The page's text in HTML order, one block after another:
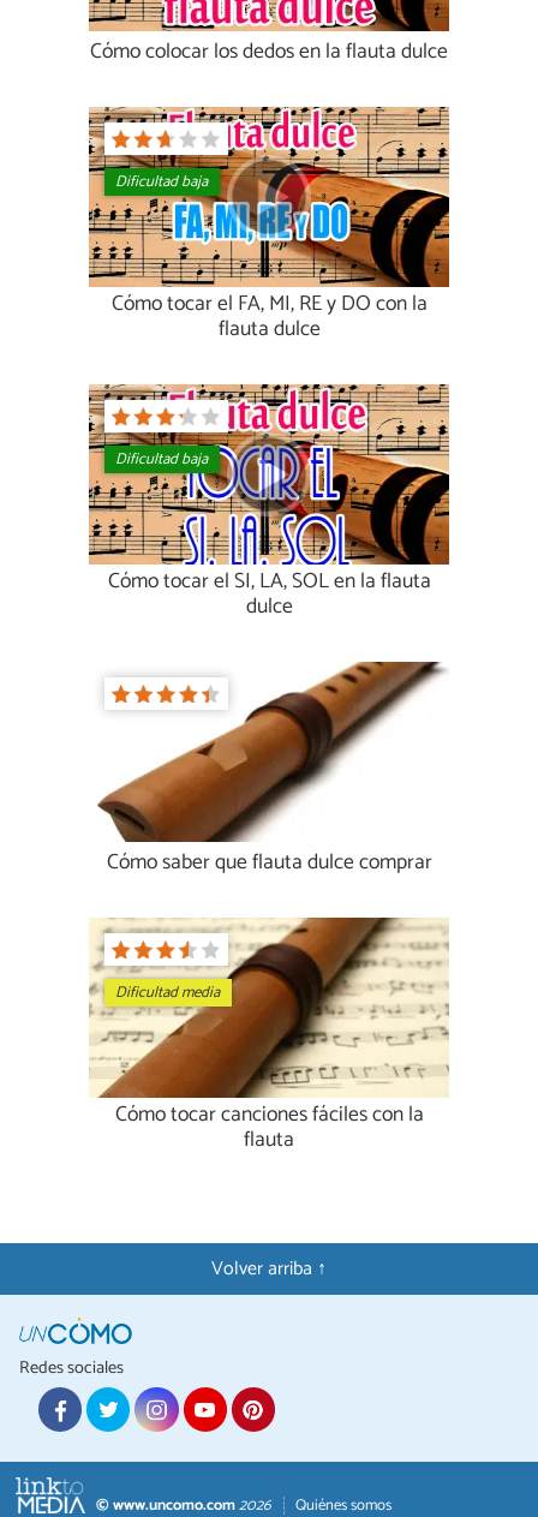
Cómo colocar los dedos en la flauta dulce
Dificultad baja
Cómo tocar el FA, MI, RE y DO con la
flauta dulce
Dificultad baja
Cómo tocar el SI, LA, SOL en la flauta
dulce
Cómo saber que flauta dulce comprar
Dificultad media
Cómo tocar canciones fáciles con la
flauta
Volver arriba ↑
Redes sociales
© www.uncomo.com2026 Quiénes somos